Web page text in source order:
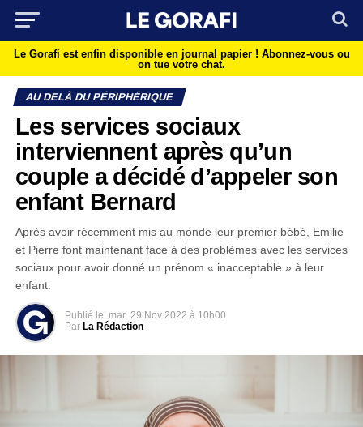
Le Gorafi est enfin disponible en journal papier ! Abonnez-vous ou
on tue votre chat.
AU DELÀ DU PÉRIPHÉRIQUE
Les services sociaux
interviennent après qu’un
couple a décidé d’appeler son
enfant Bernard
Après avoir récemment mis au monde leur premier bébé, Emilie
et Pierre font maintenant face à des problèmes avec les services
sociaux pour avoir donné un prénom « inacceptable » à leur
enfant.
Publié le mar 29 Nov 2022 à 10h00
Par La Rédaction